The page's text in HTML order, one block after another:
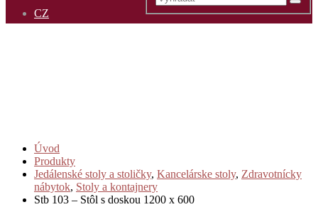
CZ
Úvod
Produkty
Jedálenské stoly a stoličky, Kancelárske stoly, Zdravotnícky
nábytok, Stoly a kontajnery
Stb 103 – Stôl s doskou 1200 x 600